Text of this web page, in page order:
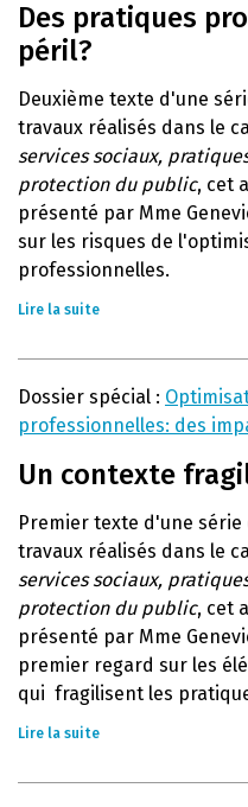
Des pratiques
péril?
Deuxième texte d'une
travaux réalisés dans le
services sociaux,
protection du public, cet
présenté par Mme
sur les risques de
professionnelles.
Lire la suite
Dossier spécial :
professionnelles: des
Un contexte
Premier texte d'une
travaux réalisés dans le
services sociaux,
protection du public, cet
présenté par Mme
premier regard sur les
qui fragilisent les
Lire la suite